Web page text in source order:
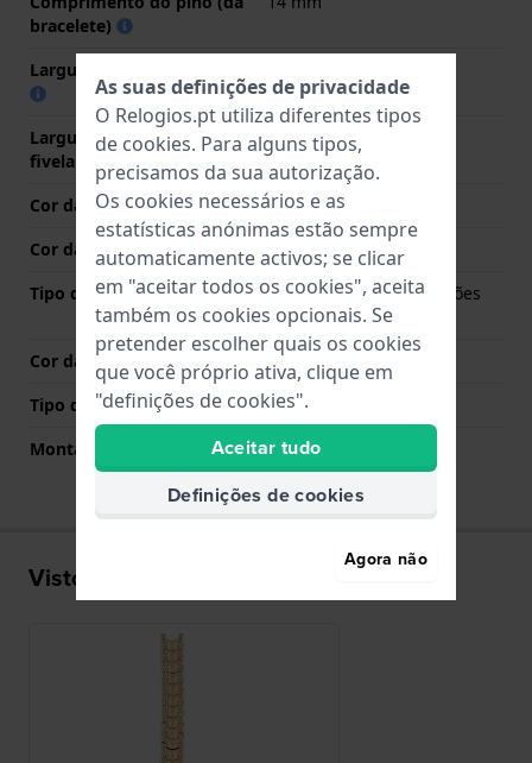
bracelete)
Largura das extremidades
Largura da bracelete na
fivela
14 mm
Cor da bracelete
Ouro
Cor das costuras
N/A
Tipo de Fecho
Fivela butterfly com botões
de pressão
Cor da fivela
Ouro
Tipo de montagem
Pinos em aço
Montagem Reta
Não
Visto recentemente
As suas definições de privacidade
O Relogios.pt utiliza diferentes tipos
de cookies. Para alguns tipos,
precisamos da sua autorização.
Os cookies necessários e as
estatísticas anónimas estão sempre
automaticamente activos; se clicar
em "aceitar todos os cookies", aceita
também os cookies opcionais. Se
pretender escolher quais os cookies
que você próprio ativa, clique em
"definições de cookies".
Aceitar tudo
Definições de cookies
Agora não